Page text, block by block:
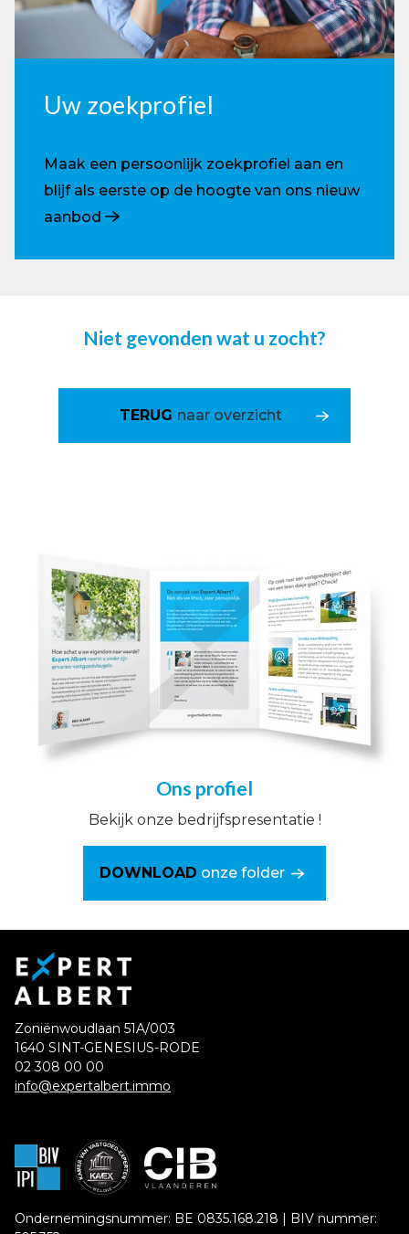
Uw zoekprofiel
Maak een persoonlijk zoekprofiel aan en
blijf als eerste op de hoogte van ons nieuw
aanbod
Niet gevonden wat u zocht?
TERUG naar overzicht
Ons profiel
Bekijk onze bedrijfspresentatie !
DOWNLOAD onze folder
Zoniënwoudlaan 51A/003
1640 SINT-GENESIUS-RODE
02 308 00 00
info@expertalbert.immo
Ondernemingsnummer: BE 0835.168.218 | BIV nummer: